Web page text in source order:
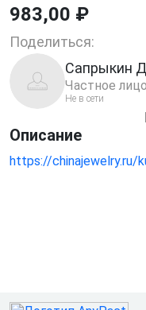
983,00 ₽
Поделиться:
Сапрыкин
Частное лицо
Не в сети
Описание
https://chinajewelry.ru/